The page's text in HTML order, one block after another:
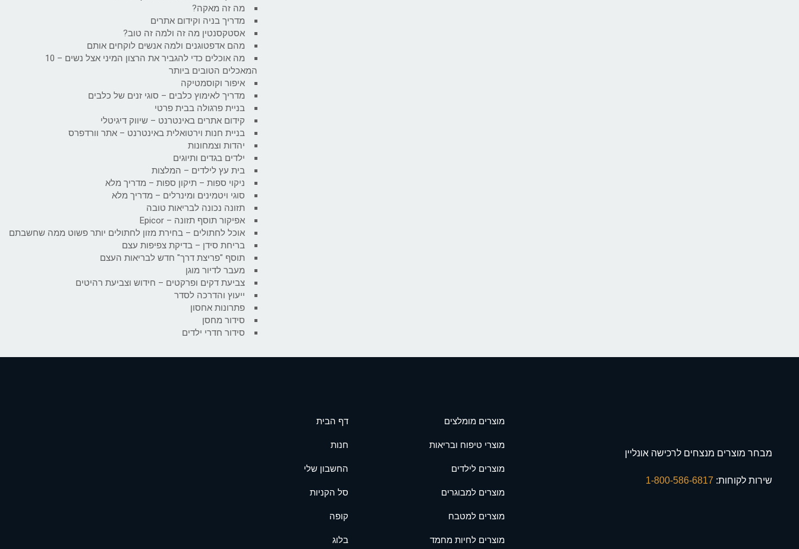
מה זה מאקה?
מדריך בניה וקידום אתרים
אסטקסנטין מה זה ולמה זה טוב?
מהם אדפטוגנים ולמה אנשים לוקחים אותם
מה אוכלים כדי להגביר את הרצון המיני אצל נשים – 10
המאכלים הטובים ביותר
איפור וקוסמטיקה
מדריך לאימוץ כלבים – סוגי זנים של כלבים
בניית פרגולה בבית פרטי
קידום אתרים באינטרנט – שיווק דיגיטלי
בניית חנות וירטואלית באינטרנט – אתר וורדפרס
יהדות וצמחונות
ילדים בגדים ותיוגים
בית עץ לילדים – המלצות
ניקוי ספות – תיקון ספות – מדריך מלא
סוגי ויטמינים ומינרלים – מדריך מלא
תזונה נכונה לבריאות טובה
אפיקור תוסף תזונה – Epicor
אוכל לחתולים – בחירת מזון לחתולים יותר פשוט ממה שחשבתם
בריחת סידן – בדיקת צפיפות עצם
תוסף "פריצת דרך" חדש לבריאות העצם
מעבר לדיור מוגן
צביעת דקים ופרקטים – חידוש וצביעת רהיטים
ייעוץ והדרכה לסדר
פתרונות אחסון
סידור מחסן
סידור חדרי ילדים
מבחר מוצרים מנצחים לרכישה אונליין
שירות לקוחות:
מוצרים מומלצים
מוצרי טיפוח ובריאות
מוצרים לילדים
מוצרים למבוגרים
מוצרים למטבח
מוצרים לחיות מחמד
דף הבית
חנות
החשבון שלי
סל הקניות
קופה
בלוג